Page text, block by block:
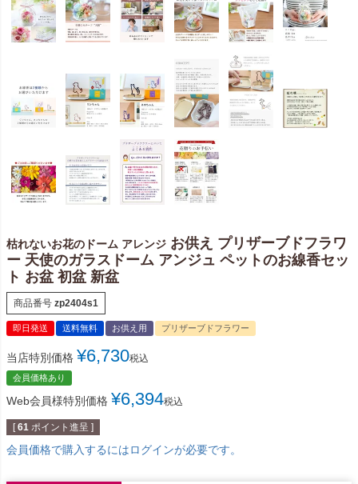
枯れないお花のドーム アレンジ お供え プリザーブドフラワ
ー 天使のガラスドーム アンジュ ペットのお線香セッ
ト お盆 初盆 新盆
商品番号 zp2404s1
即日発送 送料無料 お供え用 プリザーブドフラワー
当店特別価格 ¥6,730税込
会員価格あり
Web会員様特別価格 ¥6,394税込
[ 61 ポイント進呈 ]
会員価格で購入するにはログインが必要です。